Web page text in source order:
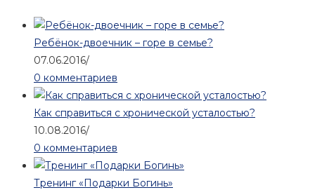
Ребёнок-двоечник – горе в семье?
07.06.2016/
0 комментариев
Как справиться с хронической усталостью?
10.08.2016/
0 комментариев
Тренинг «Подарки Богинь»